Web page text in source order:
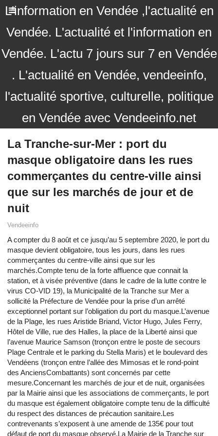
L'information en Vendée ,l'actualité en
Vendée. L'actualité et l'information en
Vendée. L'actu 7 jours sur 7 en Vendée
. L'actualité en Vendée, vendeeinfo,
l'actualité sportive, culturelle, politique
en Vendée avec Vendeeinfo.net
La Tranche-sur-Mer : port du
masque obligatoire dans les rues
commerçantes du centre-ville ainsi
que sur les marchés de jour et de
nuit
Vendeeinfo
A compter du 8 août et ce jusqu’au 5 septembre 2020, le port du
masque devient obligatoire, tous les jours, dans les rues
commerçantes du centre-ville ainsi que sur les
marchés.Compte tenu de la forte affluence que connait la
station, et à visée préventive (dans le cadre de la lutte contre le
virus CO-VID 19), la Municipalité de la Tranche sur Mer a
sollicité la Préfecture de Vendée pour la prise d’un arrêté
exceptionnel portant sur l’obligation du port du masque.L’avenue
de la Plage, les rues Aristide Briand, Victor Hugo, Jules Ferry,
Hôtel de Ville, rue des Halles, la place de la Liberté ainsi que
l’avenue Maurice Samson (tronçon entre le poste de secours
Plage Centrale et le parking du Stella Maris) et le boulevard des
Vendéens (tronçon entre l’allée des Mimosas et le rond-point
des AnciensCombattants) sont concernés par cette
mesure.Concernant les marchés de jour et de nuit, organisées
par la Mairie ainsi que les associations de commerçants, le port
du masque est également obligatoire compte tenu de la difficulté
du respect des distances de précaution sanitaire.Les
contrevenants s’exposent à une amende de 135€ pour tout
défaut de port du masque observé.La Mairie de la Tranche sur